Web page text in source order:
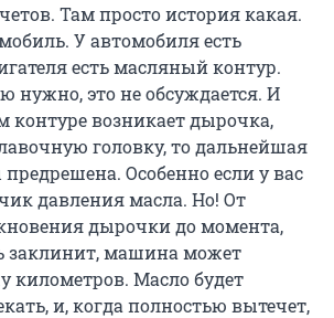
Там просто история какая.
У автомобиля есть
есть масляный контур.
нужно, это не обсуждается. И
контуре возникает дырочка,
головку, то дальнейшая
Особенно если у вас
давления масла. Но! От
дырочки до момента,
заклинит, машина может
километров. Масло будет
и, когда полностью вытечет,